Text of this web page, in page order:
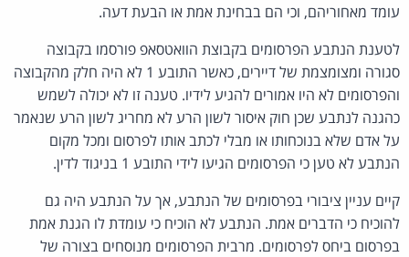
עומד מאחוריהם, וכי הם בבחינת אמת או הבעת דעה.
לטענת הנתבע הפרסומים בקבוצת הוואטסאפ פורסמו בקבוצה
סגורה ומצומצמת של דיירים, כאשר התובע 1 לא היה חלק מהקבוצה
והפרסומים לא היו אמורים להגיע לידיו. טענה זו לא יכולה לשמש
כהגנה לנתבע שכן חוק איסור לשון הרע לא מחריג לשון הרע שנאמר
על אדם שלא בנוכחותו או מבלי לכתב אותו לפרסום ומכל מקום
הנתבע לא טען כי הפרסומים הגיעו לידי התובע 1 בניגוד לדין.
קיים עניין ציבורי בפרסומים של הנתבע, אך על הנתבע היה גם
להוכיח כי הדברים אמת. הנתבע לא הוכיח כי עומדת לו הגנת אמת
בפרסום ביחס לפרסומים. מרבית הפרסומים מנוסחים בצורה של